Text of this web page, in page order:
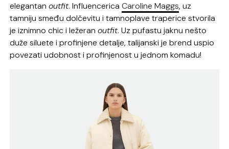
elegantanoutfit. InfluencericaCaroline Maggs, uz
tamniju smeđu dolčevitu i tamnoplave traperice stvorila
je iznimno chic i ležeranoutfit. Uz pufastu jaknu nešto
duže siluete i profinjene detalje, talijanski je brend uspio
povezati udobnost i profinjenost u jednom komadu!